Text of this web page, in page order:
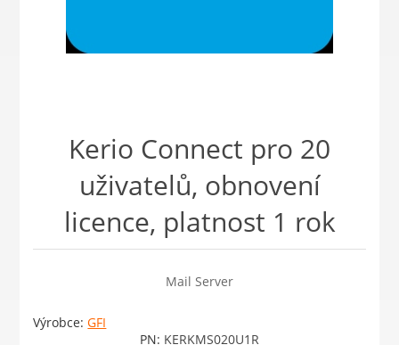
Kerio Connect pro 20
uživatelů, obnovení
licence, platnost 1 rok
Mail Server
Výrobce: GFI
PN: KERKMS020U1R